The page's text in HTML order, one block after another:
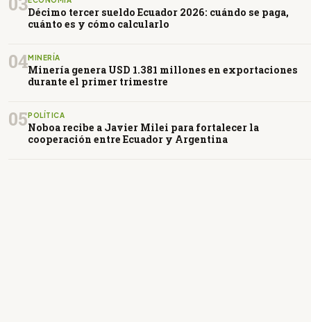
Décimo tercer sueldo Ecuador 2026: cuándo se paga,
cuánto es y cómo calcularlo
04MINERÍA
Minería genera USD 1.381 millones en exportaciones
durante el primer trimestre
05POLÍTICA
Noboa recibe a Javier Milei para fortalecer la
cooperación entre Ecuador y Argentina